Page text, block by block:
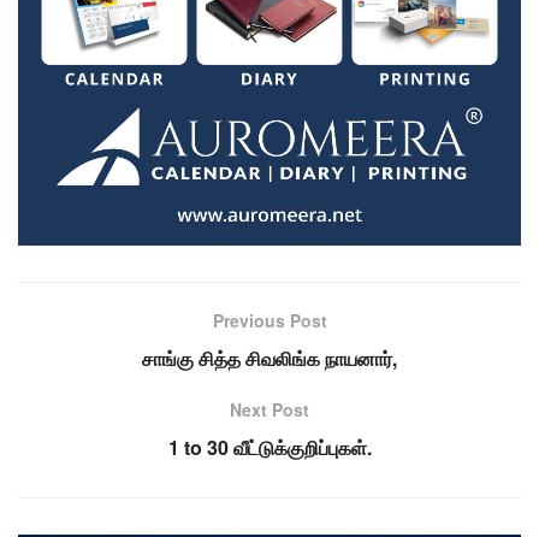
Previous Post
சாங்கு சித்த சிவலிங்க நாயனார்,
Next Post
1 to 30 வீட்டுக்குறிப்புகள்.